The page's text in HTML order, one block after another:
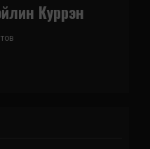
Куррэн